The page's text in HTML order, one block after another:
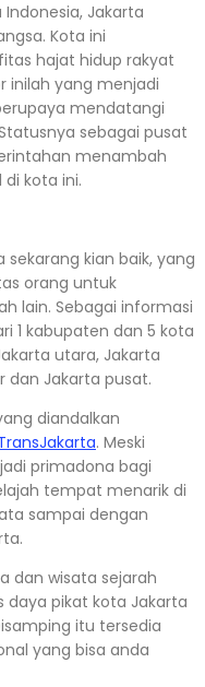
Jakarta
Kota ini
hajat hidup rakyat
inilah yang menjadi
mendatangi
sebagai pusat
menambah
kota ini.
kian baik, yang
orang untuk
lain. Sebagai informasi
1 kabupaten dan 5 kota
utara, Jakarta
dan Jakarta pusat.
diandalkan
. Meski
primadona bagi
tempat menarik di
sampai dengan
dan wisata sejarah
daya pikat kota Jakarta
itu tersedia
yang bisa anda